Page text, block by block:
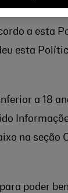
a esta
esta
a 18
na seção
poder